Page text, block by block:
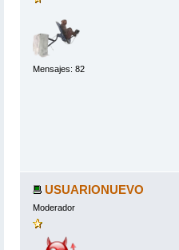
Mensajes: 82
USUARIONUEVO
Moderador